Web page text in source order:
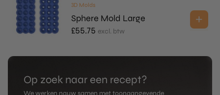
3D Molds
Sphere Mold Large
£55.75 excl. btw
Op zoek naar een recept?